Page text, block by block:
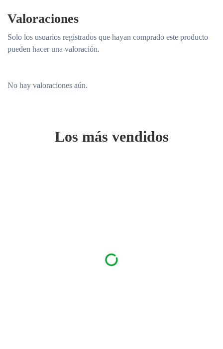
Valoraciones
No hay valoraciones aún.
Solo los usuarios registrados que hayan comprado este producto
pueden hacer una valoración.
Los más vendidos